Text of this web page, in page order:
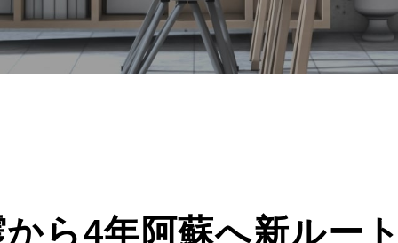
ら4年阿蘇へ新ルー